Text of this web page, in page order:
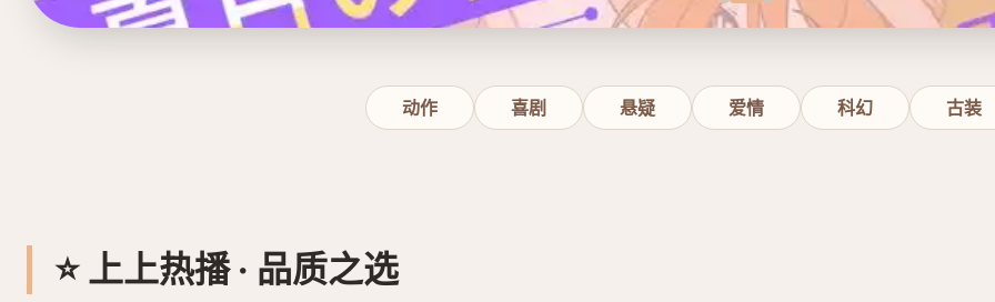
动作 喜剧 悬疑 爱情 科幻 古装
⭐ 上上热播 · 品质之选